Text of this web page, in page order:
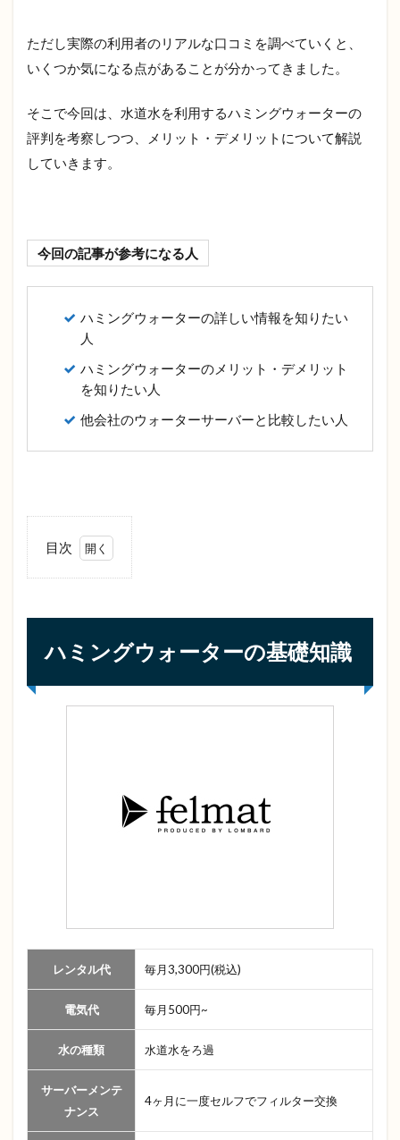
ただし実際の利用者のリアルな口コミを調べていくと、
いくつか気になる点があることが分かってきました。
そこで今回は、水道水を利用するハミングウォーターの
評判を考察しつつ、メリット・デメリットについて解説
していきます。
今回の記事が参考になる人
ハミングウォーターの詳しい情報を知りたい
人
ハミングウォーターのメリット・デメリット
を知りたい人
他会社のウォーターサーバーと比較したい人
目次
ウ
ォ
ー
タ
メ
2.1
水道
ハミングウォーターの基礎知識
レンタル代 毎月3,300円(税込)
電気代 毎月500円~
水の種類 水道水をろ過
サーバーメンテ
ナンス
4ヶ月に一度セルフでフィルター交換